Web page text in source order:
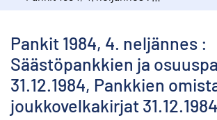
Pankit 1984, 4. neljännes :
Säästöpankkien ja
31.12.1984, Pankkien
joukkovelkakirjat 31.12.1984